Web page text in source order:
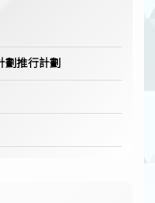
劃推行計劃